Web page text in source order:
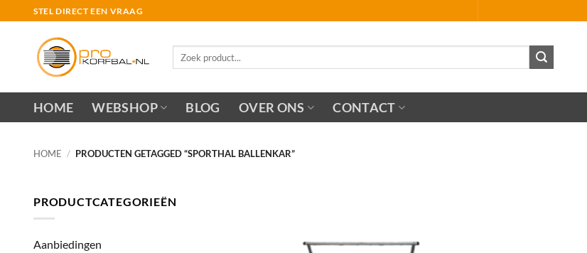
naar
STEL DIRECT EEN VRAAG
HOME WEBSHOP BLOG OVER ONS CONTACT
HOME / PRODUCTEN GETAGGED “SPORTHAL BALLENKAR”
PRODUCTCATEGORIEËN
Aanbiedingen